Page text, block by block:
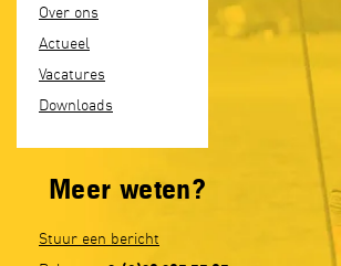
Over ons
Actueel
Vacatures
Downloads
Meer weten?
Stuur een bericht